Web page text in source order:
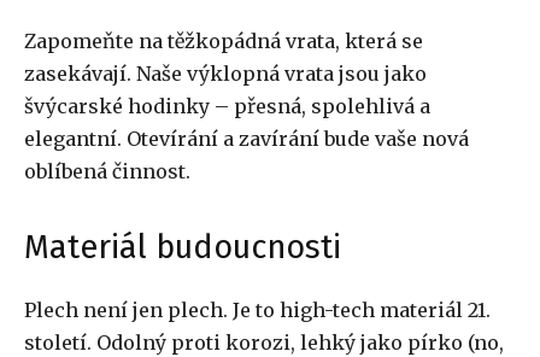
Zapomeňte na těžkopádná vrata, která se
zasekávají. Naše výklopná vrata jsou jako
švýcarské hodinky – přesná, spolehlivá a
elegantní. Otevírání a zavírání bude vaše nová
oblíbená činnost.
Materiál budoucnosti
Plech není jen plech. Je to high-tech materiál 21.
století. Odolný proti korozi, lehký jako pírko (no,